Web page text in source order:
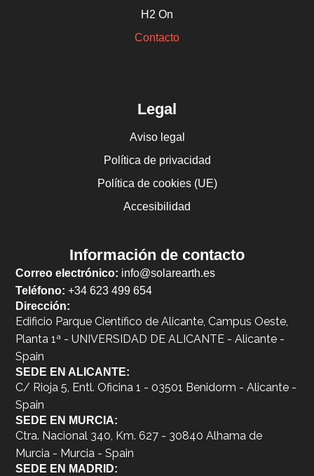
H2 On
Contacto
Legal
Aviso legal
Política de privacidad
Política de cookies (UE)
Accesibilidad
Información de contacto
Correo electrónico: info@solarearth.es
Teléfono:+34 623 499 654
Dirección:
Edificio Parque Científico de Alicante, Campus Oeste,
Planta 1ª - UNIVERSIDAD DE ALICANTE - Alicante -
Spain
SEDE EN ALICANTE:
C/ Rioja 5, Entl. Oficina 1 - 03501 Benidorm - Alicante -
Spain
SEDE EN MURCIA:
Ctra. Nacional 340, Km. 627 - 30840 Alhama de
Murcia - Murcia - Spain
SEDE EN MADRID: